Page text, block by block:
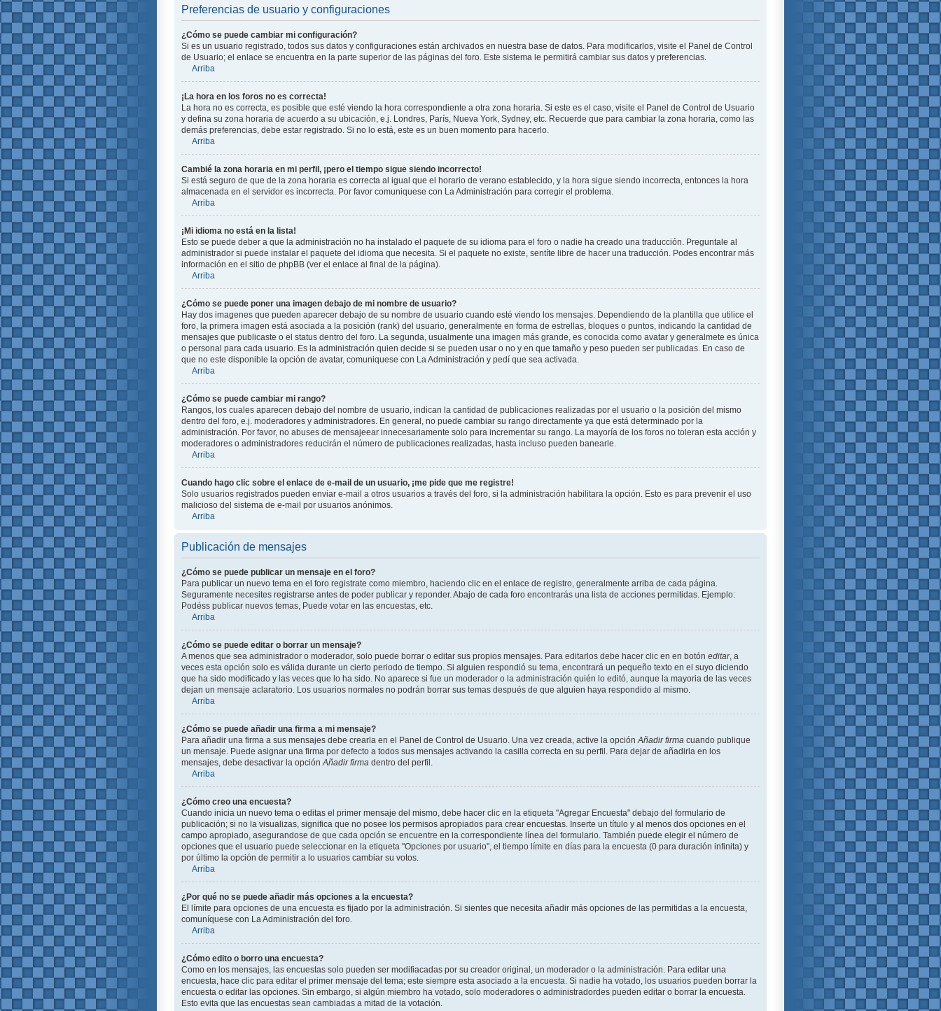
Preferencias de usuario y configuraciones
¿Cómo se puede cambiar mi configuración?
Si es un usuario registrado, todos sus datos y configuraciones están archivados en nuestra base de datos. Para modificarlos, visite el Panel de Control
de Usuario; el enlace se encuentra en la parte superior de las páginas del foro. Este sistema le permitirá cambiar sus datos y preferencias.
Arriba
¡La hora en los foros no es correcta!
La hora no es correcta, es posible que esté viendo la hora correspondiente a otra zona horaria. Si este es el caso, visite el Panel de Control de Usuario
y defina su zona horaria de acuerdo a su ubicación, e.j. Londres, París, Nueva York, Sydney, etc. Recuerde que para cambiar la zona horaria, como las
demás preferencias, debe estar registrado. Si no lo está, este es un buen momento para hacerlo.
Arriba
Cambié la zona horaria en mi perfil, ¡pero el tiempo sigue siendo incorrecto!
Si está seguro de que de la zona horaria es correcta al igual que el horario de verano establecido, y la hora sigue siendo incorrecta, entonces la hora
almacenada en el servidor es incorrecta. Por favor comuniquese con La Administración para corregir el problema.
Arriba
¡Mi idioma no está en la lista!
Esto se puede deber a que la administración no ha instalado el paquete de su idioma para el foro o nadie ha creado una traducción. Preguntale al
administrador si puede instalar el paquete del idioma que necesita. Si el paquete no existe, sentíte libre de hacer una traducción. Podes encontrar más
información en el sitio de phpBB (ver el enlace al final de la página).
Arriba
¿Cómo se puede poner una imagen debajo de mi nombre de usuario?
Hay dos imagenes que pueden aparecer debajo de su nombre de usuario cuando esté viendo los mensajes. Dependiendo de la plantilla que utilice el
foro, la primera imagen está asociada a la posición (rank) del usuario, generalmente en forma de estrellas, bloques o puntos, indicando la cantidad de
mensajes que publicaste o el status dentro del foro. La segunda, usualmente una imagen más grande, es conocida como avatar y generalmete es única
o personal para cada usuario. Es la administración quien decide si se pueden usar o no y en que tamaño y peso pueden ser publicadas. En caso de
que no este disponible la opción de avatar, comuniquese con La Administración y pedí que sea activada.
Arriba
¿Cómo se puede cambiar mi rango?
Rangos, los cuales aparecen debajo del nombre de usuario, indican la cantidad de publicaciones realizadas por el usuario o la posición del mismo
dentro del foro, e.j. moderadores y administradores. En general, no puede cambiar su rango directamente ya que está determinado por la
administración. Por favor, no abuses de mensajeear innecesariamente solo para incrementar su rango. La mayoría de los foros no toleran esta acción y
moderadores o administradores reducirán el número de publicaciones realizadas, hasta incluso pueden banearle.
Arriba
Cuando hago clic sobre el enlace de e-mail de un usuario, ¡me pide que me registre!
Solo usuarios registrados pueden enviar e-mail a otros usuarios a través del foro, si la administración habilitara la opción. Esto es para prevenir el uso
malicioso del sistema de e-mail por usuarios anónimos.
Arriba
Publicación de mensajes
¿Cómo se puede publicar un mensaje en el foro?
Para publicar un nuevo tema en el foro registrate como miembro, haciendo clic en el enlace de registro, generalmente arriba de cada página.
Seguramente necesites registrarse antes de poder publicar y reponder. Abajo de cada foro encontrarás una lista de acciones permitidas. Ejemplo:
Podéss publicar nuevos temas, Puede votar en las encuestas, etc.
Arriba
¿Cómo se puede editar o borrar un mensaje?
A menos que sea administrador o moderador, solo puede borrar o editar sus propios mensajes. Para editarlos debe hacer clic en en botón editar, a
veces esta opción solo es válida durante un cierto periodo de tiempo. Si alguien respondió su tema, encontrará un pequeño texto en el suyo diciendo
que ha sido modificado y las veces que lo ha sido. No aparece si fue un moderador o la administración quién lo editó, aunque la mayoria de las veces
dejan un mensaje aclaratorio. Los usuarios normales no podrán borrar sus temas después de que alguien haya respondido al mismo.
Arriba
¿Cómo se puede añadir una firma a mi mensaje?
Para añadir una firma a sus mensajes debe crearla en el Panel de Control de Usuario. Una vez creada, active la opción Añadir firma cuando publique
un mensaje. Puede asignar una firma por defecto a todos sus mensajes activando la casilla correcta en su perfil. Para dejar de añadirla en los
mensajes, debe desactivar la opción Añadir firma dentro del perfil.
Arriba
¿Cómo creo una encuesta?
Cuando inicia un nuevo tema o editas el primer mensaje del mismo, debe hacer clic en la etiqueta "Agregar Encuesta" debajo del formulario de
publicación; si no la visualizas, significa que no posee los permisos apropiados para crear encuestas. Inserte un título y al menos dos opciones en el
campo apropiado, asegurandose de que cada opción se encuentre en la correspondiente línea del formulario. También puede elegir el número de
opciones que el usuario puede seleccionar en la etiqueta "Opciones por usuario", el tiempo límite en días para la encuesta (0 para duración infinita) y
por último la opción de permitir a lo usuarios cambiar su votos.
Arriba
¿Por qué no se puede añadir más opciones a la encuesta?
El límite para opciones de una encuesta es fijado por la administración. Si sientes que necesita añadir más opciones de las permitidas a la encuesta,
comuníquese con La Administración del foro.
Arriba
¿Cómo edito o borro una encuesta?
Como en los mensajes, las encuestas solo pueden ser modifiacadas por su creador original, un moderador o la administración. Para editar una
encuesta, hace clic para editar el primer mensaje del tema; este siempre esta asociado a la encuesta. Si nadie ha votado, los usuarios pueden borrar la
encuesta o editar las opciones. Sin embargo, si algún miembro ha votado, solo moderadores o administradordes pueden editar o borrar la encuesta.
Esto evita que las encuestas sean cambiadas a mitad de la votación.